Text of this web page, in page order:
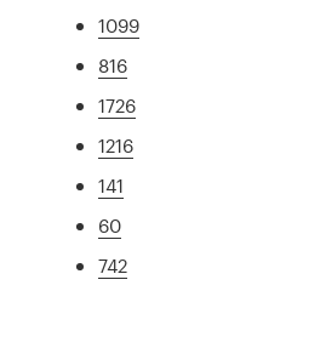
1099
816
1726
1216
141
60
742